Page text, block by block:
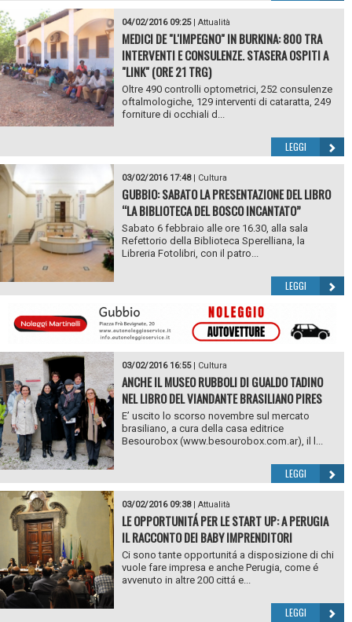
04/02/2016 09:25| Attualità
MEDICI DE "L'IMPEGNO" IN BURKINA: 800 TRA
INTERVENTI E CONSULENZE. STASERA OSPITI A
"LINK" (ORE 21 TRG)
Oltre 490 controlli optometrici, 252 consulenze
oftalmologiche, 129 interventi di cataratta, 249
forniture di occhiali d...
LEGGI
03/02/2016 17:48| Cultura
GUBBIO: SABATO LA PRESENTAZIONE DEL LIBRO
“LA BIBLIOTECA DEL BOSCO INCANTATO”
Sabato 6 febbraio alle ore 16.30, alla sala
Refettorio della Biblioteca Sperelliana, la
Libreria Fotolibri, con il patro...
LEGGI
03/02/2016 16:55| Cultura
ANCHE IL MUSEO RUBBOLI DI GUALDO TADINO
NEL LIBRO DEL VIANDANTE BRASILIANO PIRES
E’ uscito lo scorso novembre sul mercato
brasiliano, a cura della casa editrice
Besourobox (www.besourobox.com.ar), il l...
LEGGI
03/02/2016 09:38| Attualità
LE OPPORTUNITÁ PER LE START UP: A PERUGIA
IL RACCONTO DEI BABY IMPRENDITORI
Ci sono tante opportunitá a disposizione di chi
vuole fare impresa e anche Perugia, come é
avvenuto in altre 200 cittá e...
LEGGI